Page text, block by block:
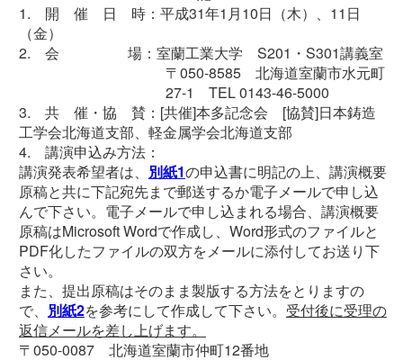
1. 開 催 日 時：平成31年1月10日（木）、11日
（金）
2. 会 場：室蘭工業大学 S201・S301講義室
〒050-8585 北海道室蘭市水元町
27-1 TEL 0143-46-5000
3. 共 催・協 賛：[共催]本多記念会 [協賛]日本鋳造
工学会北海道支部、軽金属学会北海道支部
4. 講演申込み方法：
講演発表希望者は、 別紙1の申込書に明記の上、講演概要
原稿と共に下記宛先まで郵送するか電子メールで申し込
んで下さい。電子メールで申し込まれる場合、講演概要
原稿はMicrosoft Wordで作成し、Word形式のファイルと
PDF化したファイルの双方をメールに添付してお送り下
さい。
また、提出原稿はそのまま製版する方法をとりますの
で、 別紙2を参考にして作成して下さい。 受付後に受理の
返信メールを差し上げます。
〒050-0087 北海道室蘭市仲町12番地